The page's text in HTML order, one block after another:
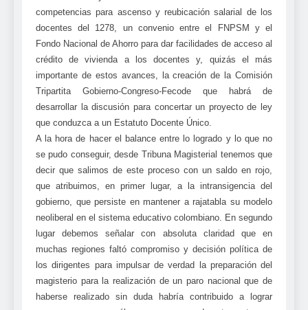
competencias para ascenso y reubicación salarial de los
docentes del 1278, un convenio entre el FNPSM y el
Fondo Nacional de Ahorro para dar facilidades de acceso al
crédito de vivienda a los docentes y, quizás el más
importante de estos avances, la creación de la Comisión
Tripartita Gobierno-Congreso-Fecode que habrá de
desarrollar la discusión para concertar un proyecto de ley
que conduzca a un Estatuto Docente Único.
A la hora de hacer el balance entre lo logrado y lo que no
se pudo conseguir, desde Tribuna Magisterial tenemos que
decir que salimos de este proceso con un saldo en rojo,
que atribuimos, en primer lugar, a la intransigencia del
gobierno, que persiste en mantener a rajatabla su modelo
neoliberal en el sistema educativo colombiano. En segundo
lugar debemos señalar con absoluta claridad que en
muchas regiones faltó compromiso y decisión política de
los dirigentes para impulsar de verdad la preparación del
magisterio para la realización de un paro nacional que de
haberse realizado sin duda habría contribuido a lograr